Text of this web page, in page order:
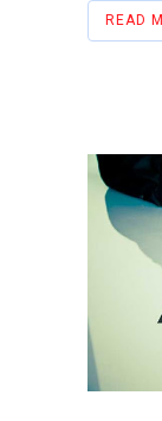
READ